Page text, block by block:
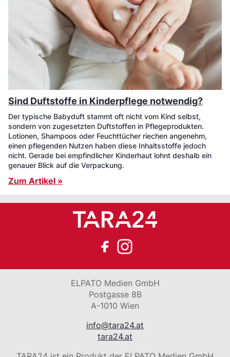
Sind Duftstoffe in Kinderpflege notwendig?
Der typische Babyduft stammt oft nicht vom Kind selbst,
sondern von zugesetzten Duftstoffen in Pflegeprodukten.
Lotionen, Shampoos oder Feuchttücher riechen angenehm,
einen pflegenden Nutzen haben diese Inhaltsstoffe jedoch
nicht. Gerade bei empfindlicher Kinderhaut lohnt deshalb ein
genauer Blick auf die Verpackung.
Zum Artikel »
ELPATO Medien GmbH
Postgasse 8B
A-1010 Wien
info@tara24.at
tara24.at